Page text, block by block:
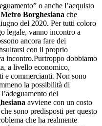
o anche l’acquisto
Borghesiana che
del 2020. Per tutti coloro
legale, vanno incontro a
ancora fare dei
con il proprio
incontro.Purtroppo dobbiamo
a livello economico,
e commercianti. Non sono
la possibilità di
del
avviene con un costo
sono predisposti per questo
che ha realmente